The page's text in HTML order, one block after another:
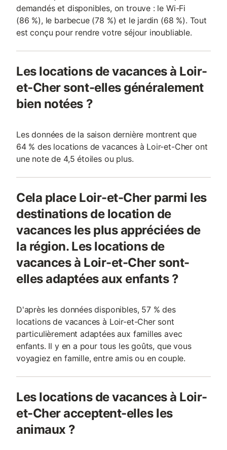
demandés et disponibles, on trouve : le Wi-Fi
(86 %), le barbecue (78 %) et le jardin (68 %). Tout
est conçu pour rendre votre séjour inoubliable.
Les locations de vacances à Loir-
et-Cher sont-elles généralement
bien notées ?
Les données de la saison dernière montrent que
64 % des locations de vacances à Loir-et-Cher ont
une note de 4,5 étoiles ou plus.
Cela place Loir-et-Cher parmi les
destinations de location de
vacances les plus appréciées de
la région. Les locations de
vacances à Loir-et-Cher sont-
elles adaptées aux enfants ?
D'après les données disponibles, 57 % des
locations de vacances à Loir-et-Cher sont
particulièrement adaptées aux familles avec
enfants. Il y en a pour tous les goûts, que vous
voyagiez en famille, entre amis ou en couple.
Les locations de vacances à Loir-
et-Cher acceptent-elles les
animaux ?